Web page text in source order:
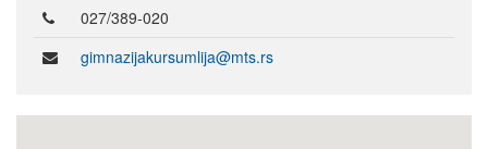
027/389-020
gimnazijakursumlija@mts.rs